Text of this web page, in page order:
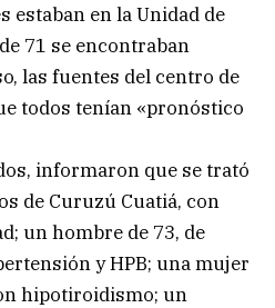
estaban en la Unidad de
71 se encontraban
las fuentes del centro de
todos tenían «pronóstico
informaron que se trató
de Curuzú Cuatiá, con
un hombre de 73, de
y HPB; una mujer
hipotiroidismo; un